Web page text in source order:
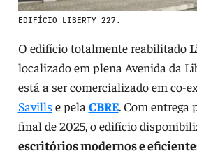
EDIFÍCIO LIBERTY 227.
O edifício totalmente reabilitado
localizado em plena Avenida da
está a ser comercializado em co-
Savills e pela CBRE. Com entrega
final de 2025, o edifício
escritórios modernos e